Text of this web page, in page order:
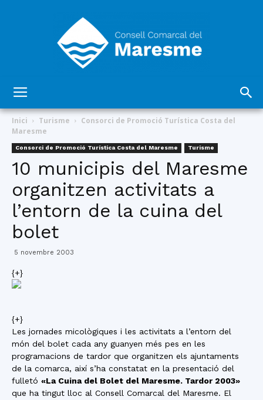
Comarcal
del
Inici Turisme
Consorci de Promoció Turística Costa del
Maresme
Consorci de Promoció Turística Costa del Maresme Turisme
10 municipis del Maresme
organitzen activitats a
l’entorn de la cuina del
bolet
5 novembre 2003
{+}
{+}
Les jornades micològiques i les activitats a l’entorn del
món del bolet cada any guanyen més pes en les
programacions de tardor que organitzen els ajuntaments
de la comarca, així s’ha constatat en la presentació del
fulletó «La Cuina del Bolet del Maresme. Tardor 2003»
que ha tingut lloc al Consell Comarcal del Maresme. El